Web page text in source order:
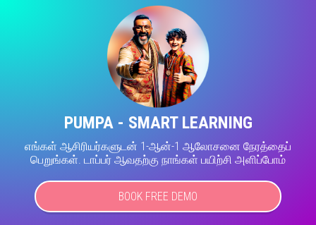
PUMPA - SMART LEARNING
எங்கள் ஆசிரியர்களுடன் 1-ஆன்-1 ஆலோசனை நேரத்தைப்
பெறுங்கள். டாப்பர் ஆவதற்கு நாங்கள் பயிற்சி அளிப்போம்
BOOK FREE DEMO